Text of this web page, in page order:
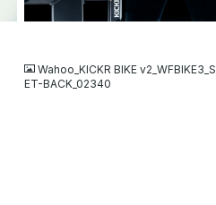
JPG
Wahoo_KICKR BIKE v2_WFBIKE3_S
ET-BACK_02340